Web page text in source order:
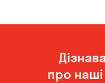
про наші